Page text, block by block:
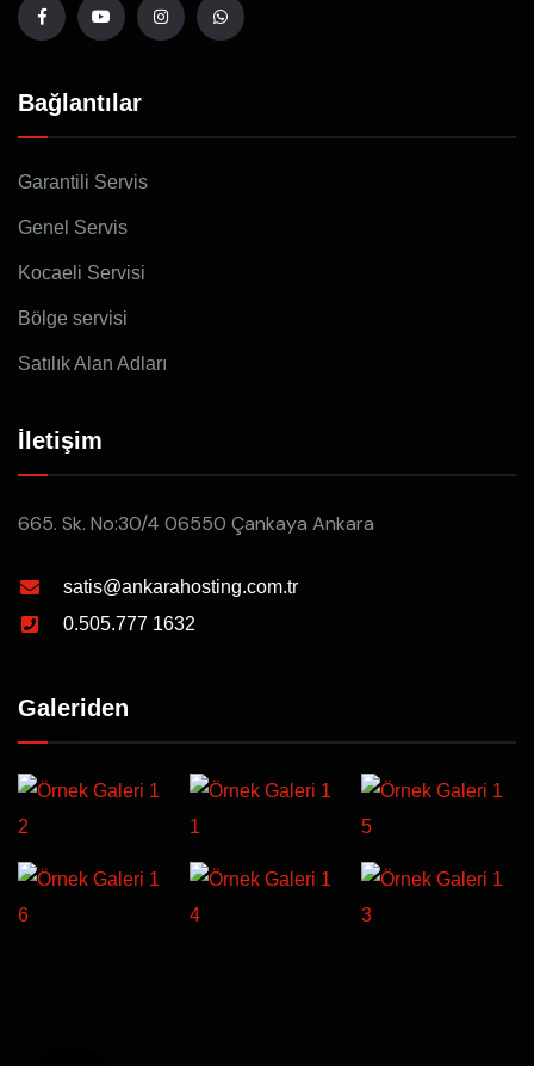
Bağlantılar
Garantili Servis
Genel Servis
Kocaeli Servisi
Bölge servisi
Satılık Alan Adları
İletişim
665. Sk. No:30/4 06550 Çankaya Ankara
satis@ankarahosting.com.tr
0.505.777 1632
Galeriden